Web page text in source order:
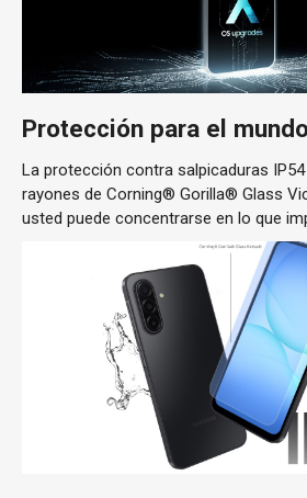
Protección para el
La protección contra salpicaduras
rayones de Corning® Gorilla® Glass
usted puede concentrarse en lo que